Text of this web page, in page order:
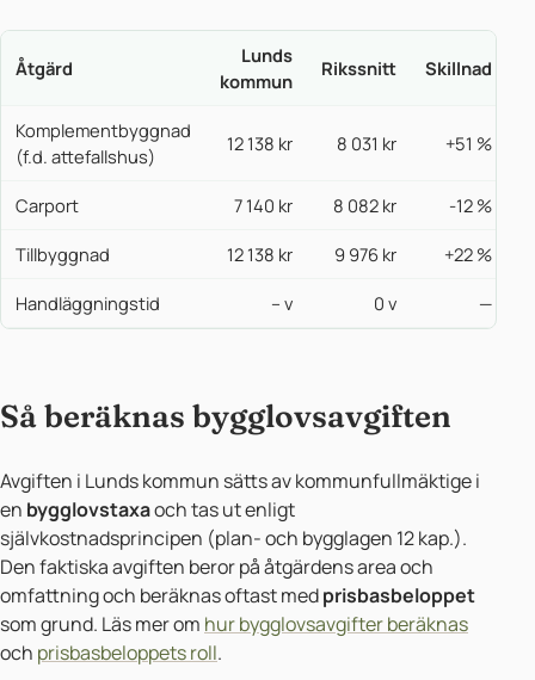
Åtgärd
Lunds
kommun
Rikssnitt Skillnad
Komplementbyggnad
(f.d. attefallshus)
12 138 kr 8 031 kr +51 %
Carport 7 140 kr 8 082 kr -12 %
Tillbyggnad 12 138 kr 9 976 kr +22 %
Handläggningstid – v 0 v —
Så beräknas bygglovsavgiften
Avgiften i Lunds kommun sätts av kommunfullmäktige i
en bygglovstaxaoch tas ut enligt
självkostnadsprincipen (plan- och bygglagen 12 kap.).
Den faktiska avgiften beror på åtgärdens area och
omfattning och beräknas oftast medprisbasbeloppet
som grund. Läs mer om hur bygglovsavgifter beräknas
och prisbasbeloppets roll.